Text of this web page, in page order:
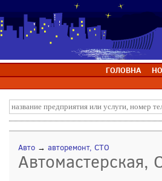
ГОЛОВНА
Авто → авторемонт, СТО